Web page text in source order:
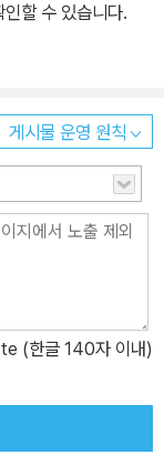
할 수 있습니다.
게시물 운영 원칙
(한글 140자 이내)